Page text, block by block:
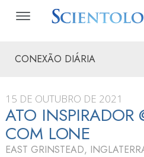
CONEXÃO DIÁRIA
15 DE OUTUBRO DE 2021
ATO INSPIRADOR
COM LONE
EAST GRINSTEAD,